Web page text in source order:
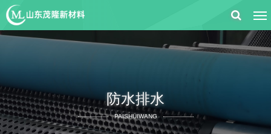
防水排水
PAISHUIWANG